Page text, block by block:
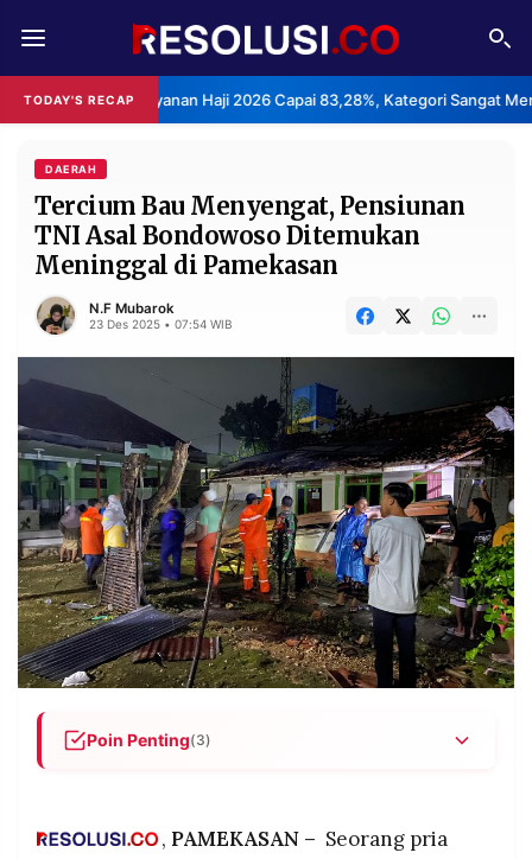
TODAY'S RECAP
Layanan Haji 2026 Capai 83,28%, Kategori Sangat Memuaskan. •
REDAKSI TENTANG
RESOLUSI IKLAN
RUBRIKASI
EDITORIAL AKSARA
FINANSIA PERSONA
DAERAH NASIONAL
INFORMASI
PRIVACY
POLICY
BERITA
WARGA
INFORMASI
IKLAN
KIRIM
TULISAN
PENGADUAN TERM
OF
SERVICE
DAERAH
Tercium Bau Menyengat, Pensiunan
TNI Asal Bondowoso Ditemukan
Meninggal di Pamekasan
N.F Mubarok
23 Des 2025 • 07:54 WIB
Poin Penting(3)
Desa Buddagan, Pamekasan pada Minggu 21
, PAMEKASAN – Seorang pria